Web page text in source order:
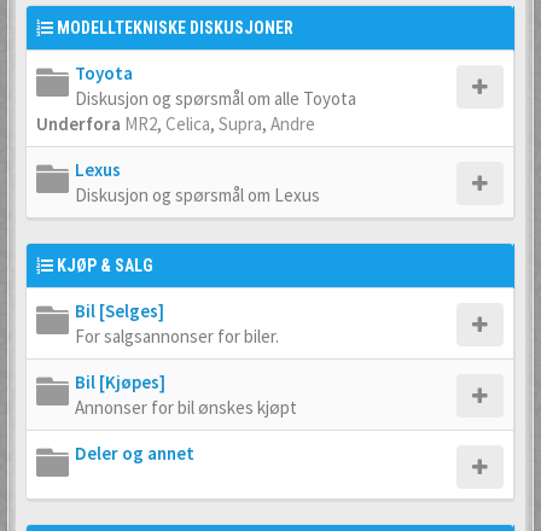
MODELLTEKNISKE DISKUSJONER
Toyota
Diskusjon og spørsmål om alle Toyota
Underfora MR2, Celica, Supra, Andre
Lexus
Diskusjon og spørsmål om Lexus
KJØP & SALG
Bil [Selges]
For salgsannonser for biler.
Bil [Kjøpes]
Annonser for bil ønskes kjøpt
Deler og annet